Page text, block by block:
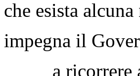
che esista
impegna il
a ricorrere